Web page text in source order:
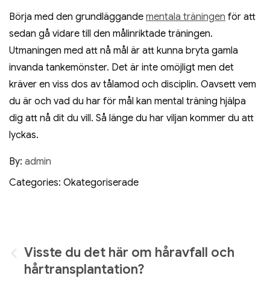
Börja med den grundläggande mentala träningen för att
sedan gå vidare till den målinriktade träningen.
Utmaningen med att nå mål är att kunna bryta gamla
invanda tankemönster. Det är inte omöjligt men det
kräver en viss dos av tålamod och disciplin. Oavsett vem
du är och vad du har för mål kan mental träning hjälpa
dig att nå dit du vill. Så länge du har viljan kommer du att
lyckas.
By: admin
Categories: Okategoriserade
Inläggsnavigering
Visste du det här om håravfall och
hårtransplantation?